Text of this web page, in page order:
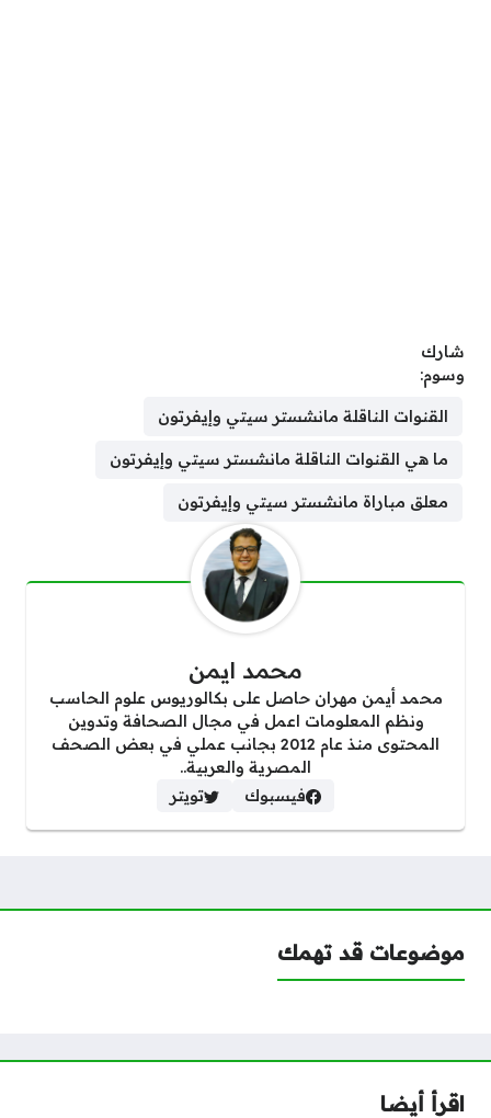
شارك
وسوم:
القنوات الناقلة مانشستر سيتي وإيفرتون
ما هي القنوات الناقلة مانشستر سيتي وإيفرتون
معلق مباراة مانشستر سيتي وإيفرتون
محمد ايمن
محمد أيمن مهران حاصل على بكالوريوس علوم الحاسب
ونظم المعلومات اعمل في مجال الصحافة وتدوين
المحتوى منذ عام 2012 بجانب عملي في بعض الصحف
المصرية والعربية..
فيسبوك
تويتر
موضوعات قد تهمك
اقرأ أيضا